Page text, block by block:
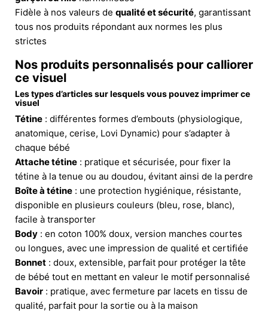
Fidèle à nos valeurs de qualité et sécurité, garantissant
tous nos produits répondant aux normes les plus
strictes
Nos produits personnalisés pour calliorer
ce visuel
Les types d’articles sur lesquels vous pouvez imprimer ce
visuel
Tétine : différentes formes d’embouts (physiologique,
anatomique, cerise, Lovi Dynamic) pour s’adapter à
chaque bébé
Attache tétine : pratique et sécurisée, pour fixer la
tétine à la tenue ou au doudou, évitant ainsi de la perdre
Boîte à tétine : une protection hygiénique, résistante,
disponible en plusieurs couleurs (bleu, rose, blanc),
facile à transporter
Body : en coton 100% doux, version manches courtes
ou longues, avec une impression de qualité et certifiée
Bonnet : doux, extensible, parfait pour protéger la tête
de bébé tout en mettant en valeur le motif personnalisé
Bavoir : pratique, avec fermeture par lacets en tissu de
qualité, parfait pour la sortie ou à la maison